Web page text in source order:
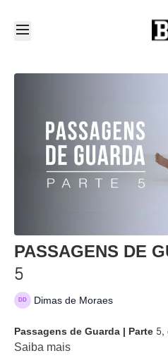
PASSAGENS DE
5
Dimas de Moraes
Passagens de Guarda | Parte 5,
Saiba mais